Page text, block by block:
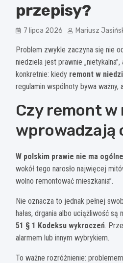
przepisy?
7 lipca 2026 Mariusz
Problem zwykle zaczyna się nie
niedziela jest prawnie
konkretnie: kiedy remont w
regulamin wspólnoty bywa ważny,
Czy remont
wprowadzają
W polskim prawie nie ma
wokół tego narosło najwięcej
wolno remontować mieszkania”.
Nie oznacza to jednak pełnej
hałas, drgania albo uciążliwość
51 § 1 Kodeksu wykroczeń.
alarmem lub innym wybrykiem.
To ważne rozróżnienie: